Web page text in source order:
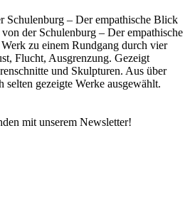
– Der empathische Blick
der Schulenburg – Der empathische
zu einem Rundgang durch vier
Flucht, Ausgrenzung. Gezeigt
und Skulpturen. Aus über
selten gezeigte Werke ausgewählt.
mit unserem Newsletter!